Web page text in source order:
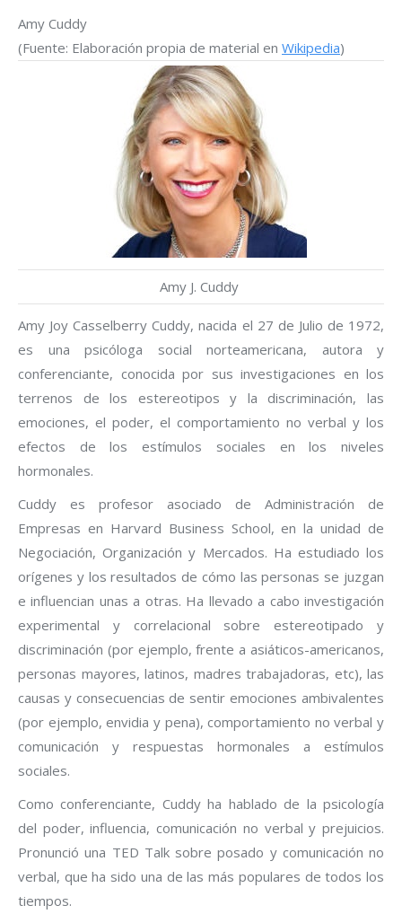
Amy Cuddy
(Fuente: Elaboración propia de material en Wikipedia)
Amy J. Cuddy
Amy Joy Casselberry Cuddy, nacida el 27 de Julio de 1972,
es una psicóloga social norteamericana, autora y
conferenciante, conocida por sus investigaciones en los
terrenos de los estereotipos y la discriminación, las
emociones, el poder, el comportamiento no verbal y los
efectos de los estímulos sociales en los niveles
hormonales.
Cuddy es profesor asociado de Administración de
Empresas en Harvard Business School, en la unidad de
Negociación, Organización y Mercados. Ha estudiado los
orígenes y los resultados de cómo las personas se juzgan
e influencian unas a otras. Ha llevado a cabo investigación
experimental y correlacional sobre estereotipado y
discriminación (por ejemplo, frente a asiáticos-americanos,
personas mayores, latinos, madres trabajadoras, etc), las
causas y consecuencias de sentir emociones ambivalentes
(por ejemplo, envidia y pena), comportamiento no verbal y
comunicación y respuestas hormonales a estímulos
sociales.
Como conferenciante, Cuddy ha hablado de la psicología
del poder, influencia, comunicación no verbal y prejuicios.
Pronunció una TED Talk sobre posado y comunicación no
verbal, que ha sido una de las más populares de todos los
tiempos.